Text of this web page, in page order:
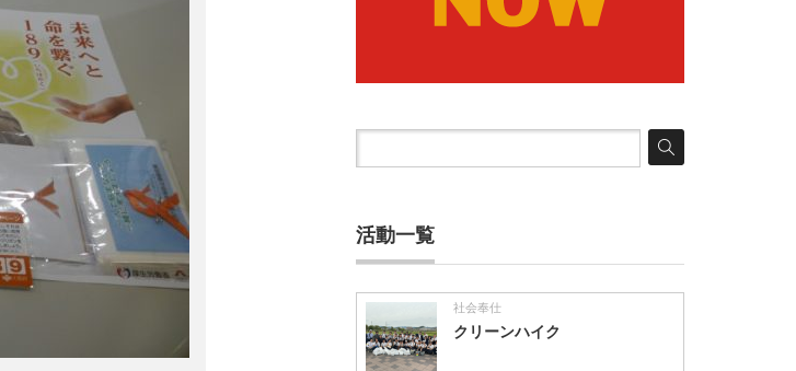
活動一覧
社会奉仕
クリーンハイク